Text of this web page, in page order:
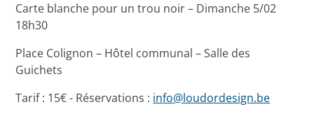
Carte blanche pour un trou noir – Dimanche 5/02
18h30
Place Colignon – Hôtel communal – Salle des
Guichets
Tarif : 15€ - Réservations : info@loudordesign.be